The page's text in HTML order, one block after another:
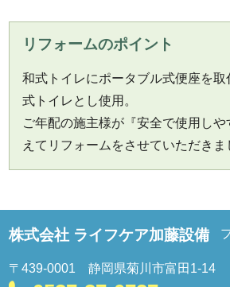
リフォームのポイント
和式トイレにポータブル式便座を
式トイレとし使用。
ご年配の施主様が『安全で使用し
えてリフォームをさせていただきま
株式会社 ライフケア加藤設備
〒439-0001 静岡県菊川市富田1-14